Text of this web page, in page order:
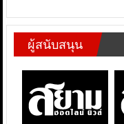
ผู้สนับสนุน